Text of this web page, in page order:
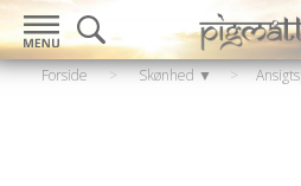
Forside > Skønhed ▼ >